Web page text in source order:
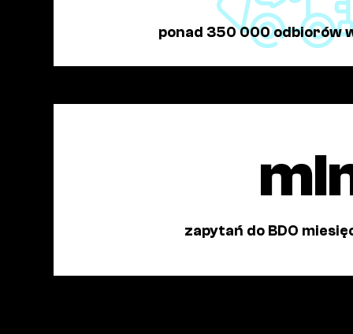
ponad 350 000 odbiorów
zapytań do BDO